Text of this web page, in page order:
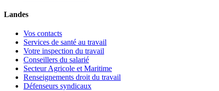
Landes
Vos contacts
Services de santé au travail
Votre inspection du travail
Conseillers du salarié
Secteur Agricole et Maritime
Renseignements droit du travail
Défenseurs syndicaux